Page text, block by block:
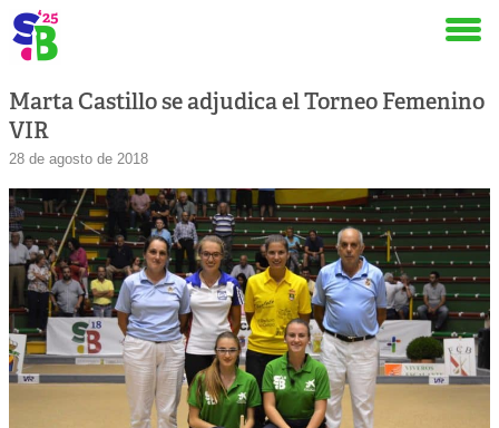
Marta Castillo se adjudica el Torneo Femenino
VIR
28 de agosto de 2018